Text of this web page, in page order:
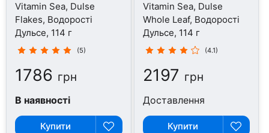
Vitamin Sea, Dulse
Flakes, Водорості
Дульсе, 114 г
(5)
1786 грн
В наявності
Купити
Vitamin Sea, Dulse
Whole Leaf, Водорості
Дульсе, 114 г
(4.1)
2197 грн
Доставлення
Купити